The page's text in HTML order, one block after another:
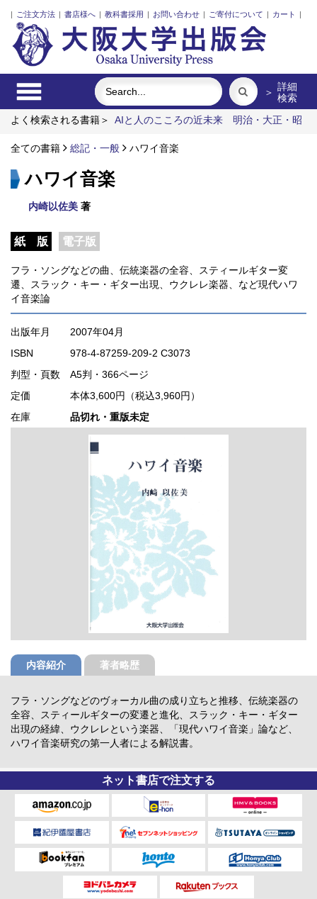
| ご注文方法 | 書店様へ | 教科書採用 | お問い合わせ | ご寄付について | カート |
＞ 詳細
検索
よく検索される書籍＞
AIと人のこころの近未来
明治・大正・昭
解
固体高分子形燃料電池要素材料・水素貯蔵材料の知的設計
全ての書籍 総記・一般 ハワイ音楽
ハワイ音楽
内崎以佐美 著
紙 版 電子版
フラ・ソングなどの曲、伝統楽器の全容、スティールギター変
遷、スラック・キー・ギター出現、ウクレレ楽器、など現代ハワ
イ音楽論
出版年月
2007年04月
ISBN
978-4-87259-209-2 C3073
判型・頁数 A5判・366ページ
定価
本体3,600円（税込3,960円）
在庫
品切れ・重版未定
内容紹介 著者略歴
フラ・ソングなどのヴォーカル曲の成り立ちと推移、伝統楽器の
全容、スティールギターの変遷と進化、スラック・キー・ギター
出現の経緯、ウクレレという楽器、「現代ハワイ音楽」論など、
ハワイ音楽研究の第一人者による解説書。
ネット書店で注文する